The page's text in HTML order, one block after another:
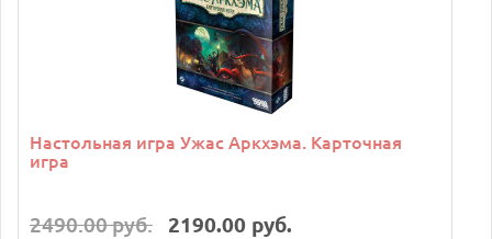
Настольная игра Ужас Аркхэма. Карточная
игра
2490.00 руб. 2190.00 руб.